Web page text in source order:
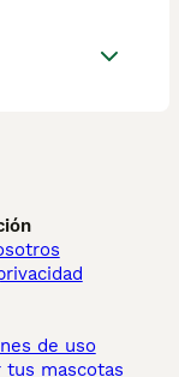
de uso
tus mascotas